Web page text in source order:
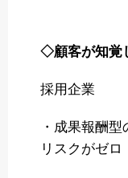
◇顧客が知覚
採用企業
・成果報酬
リスクがゼロ